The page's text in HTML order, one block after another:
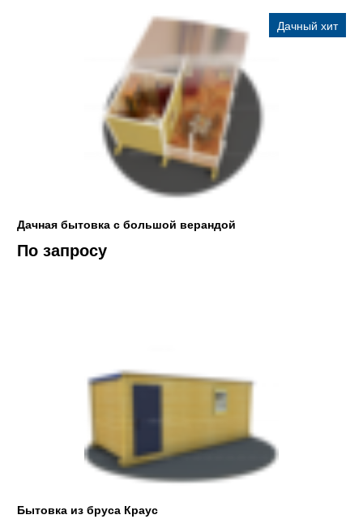
Дачный хит
Дачная бытовка с большой верандой
По запросу
Бытовка из бруса Краус